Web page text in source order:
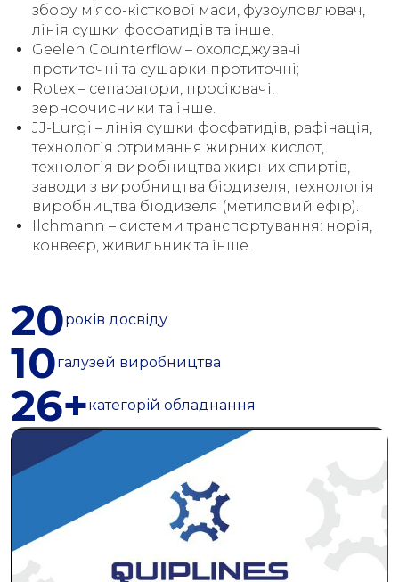
збору м’ясо-кісткової маси, фузоуловлювач,
лінія сушки фосфатидів та інше.
Geelen Counterflow – охолоджувачі
протиточні та сушарки протиточні;
Rotex – сепаратори, просіювачі,
зерноочисники та інше.
JJ-Lurgi – лінія сушки фосфатидів, рафінація,
технологія отримання жирних кислот,
технологія виробництва жирних спиртів,
заводи з виробництва біодизеля, технологія
виробництва біодизеля (метиловий ефір).
Ilchmann – системи транспортування: норія,
конвеєр, живильник та інше.
20років досвіду
10галузей виробництва
26+категорій обладнання